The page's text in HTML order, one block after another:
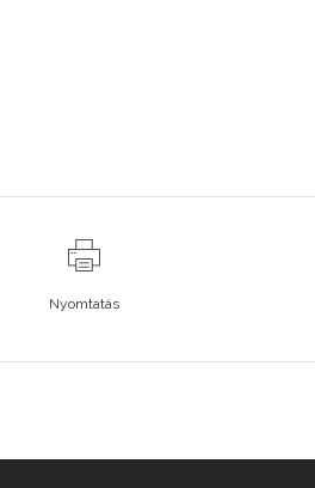
Nyomtatás